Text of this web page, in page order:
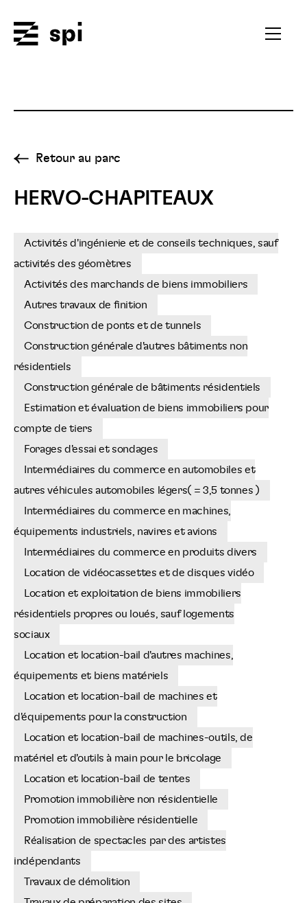
Ouvrir
Retour au parc
HERVO-CHAPITEAUX
Activités d'ingénierie et de conseils techniques, sauf
activités des géomètres
Activités des marchands de biens immobiliers
Autres travaux de finition
Construction de ponts et de tunnels
Construction générale d'autres bâtiments non
résidentiels
Construction générale de bâtiments résidentiels
Estimation et évaluation de biens immobiliers pour
compte de tiers
Forages d'essai et sondages
Intermédiaires du commerce en automobiles et
autres véhicules automobiles légers( = 3,5 tonnes )
Intermédiaires du commerce en machines,
équipements industriels, navires et avions
Intermédiaires du commerce en produits divers
Location de vidéocassettes et de disques vidéo
Location et exploitation de biens immobiliers
résidentiels propres ou loués, sauf logements
sociaux
Location et location-bail d'autres machines,
équipements et biens matériels
Location et location-bail de machines et
d'équipements pour la construction
Location et location-bail de machines-outils, de
matériel et d'outils à main pour le bricolage
Location et location-bail de tentes
Promotion immobilière non résidentielle
Promotion immobilière résidentielle
Réalisation de spectacles par des artistes
indépendants
Travaux de démolition